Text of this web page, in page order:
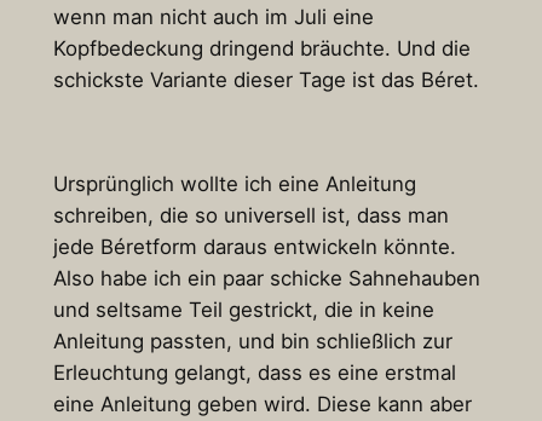
wenn man nicht auch im Juli eine
Kopfbedeckung dringend bräuchte. Und die
schickste Variante dieser Tage ist das Béret.
Ursprünglich wollte ich eine Anleitung
schreiben, die so universell ist, dass man
jede Béretform daraus entwickeln könnte.
Also habe ich ein paar schicke Sahnehauben
und seltsame Teil gestrickt, die in keine
Anleitung passten, und bin schließlich zur
Erleuchtung gelangt, dass es eine erstmal
eine Anleitung geben wird. Diese kann aber